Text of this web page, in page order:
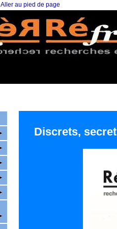
Aller au pied de page
Discrets,